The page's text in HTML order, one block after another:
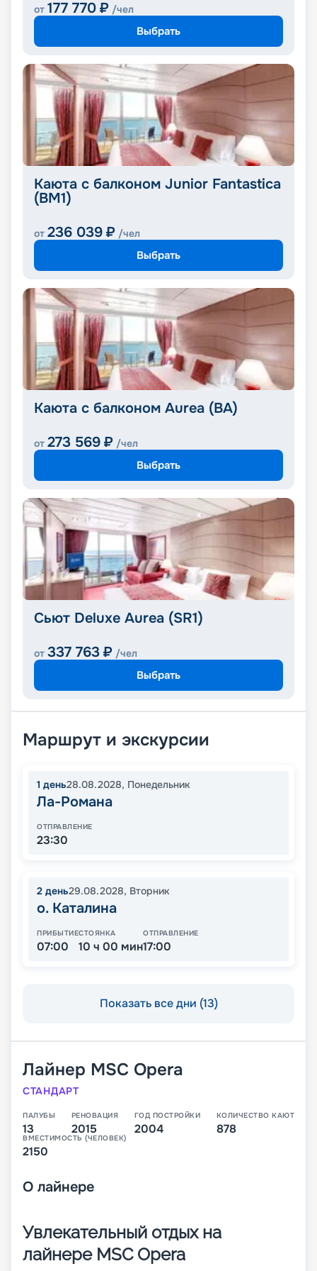
от 177 770 ₽ /чел
Выбрать
Каюта с балконом Junior Fantastica
(BM1)
от 236 039 ₽ /чел
Выбрать
Каюта с балконом Aurea (BA)
от 273 569 ₽ /чел
Выбрать
Сьют Deluxe Aurea (SR1)
от 337 763 ₽ /чел
Выбрать
Маршрут и экскурсии
1 день28.08.2028, Понедельник
Ла-Романа
ОТПРАВЛЕНИЕ
23:30
2 день29.08.2028, Вторник
о. Каталина
ПРИБЫТИЕ
07:00
СТОЯНКА
10 ч 00 мин
ОТПРАВЛЕНИЕ
17:00
Показать все дни (13)
Лайнер MSC Opera
СТАНДАРТ
ПАЛУБЫ
13
РЕНОВАЦИЯ
2015
ГОД ПОСТРОЙКИ
2004
КОЛИЧЕСТВО КАЮТ
878
ВМЕСТИМОСТЬ (ЧЕЛОВЕК)
2150
О лайнере
Увлекательный отдых на
лайнере MSC Opera